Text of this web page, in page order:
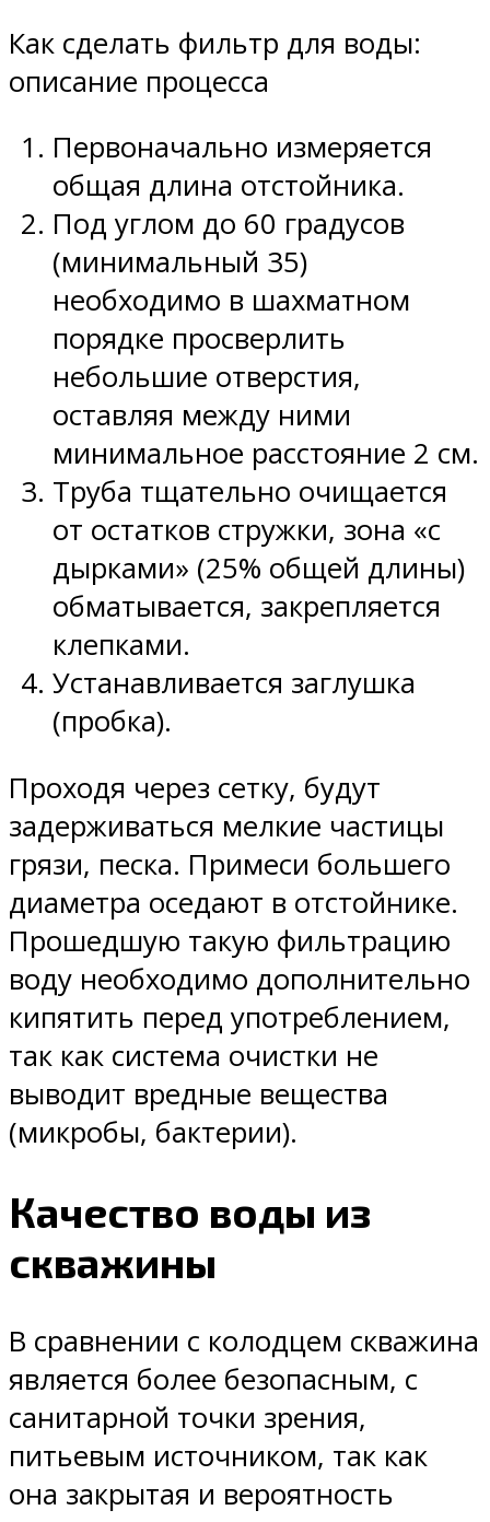
Как сделать фильтр для воды:
описание процесса
Первоначально измеряется
общая длина отстойника.
Под углом до 60 градусов
(минимальный 35)
необходимо в шахматном
порядке просверлить
небольшие отверстия,
оставляя между ними
минимальное расстояние 2 см.
Труба тщательно очищается
от остатков стружки, зона «с
дырками» (25% общей длины)
обматывается, закрепляется
клепками.
Устанавливается заглушка
(пробка).
Проходя через сетку, будут
задерживаться мелкие частицы
грязи, песка. Примеси большего
диаметра оседают в отстойнике.
Прошедшую такую фильтрацию
воду необходимо дополнительно
кипятить перед употреблением,
так как система очистки не
выводит вредные вещества
(микробы, бактерии).
Качество воды из
скважины
В сравнении с колодцем скважина
является более безопасным, с
санитарной точки зрения,
питьевым источником, так как
она закрытая и вероятность